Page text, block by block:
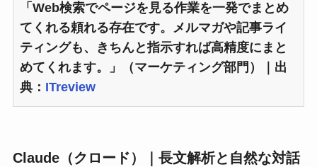
「Web検索でページを見る作業を一発でまとめ
てくれる頼れる存在です。メルマガや記事ライ
ティングも、きちんと指示すれば高精度にまと
めてくれます。」（マーケティング部門）｜出
典： ITreview
Claude（クロード）｜長文解析と自然な対話